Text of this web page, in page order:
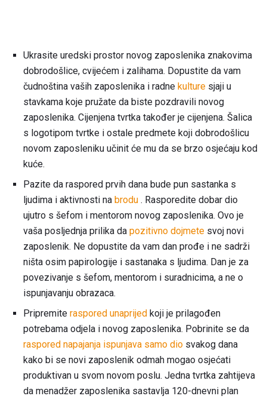
Ukrasite uredski prostor novog zaposlenika znakovima
dobrodošlice, cvijećem i zalihama. Dopustite da vam
čudnoština vaših zaposlenika i radne kulture sjaji u
stavkama koje pružate da biste pozdravili novog
zaposlenika. Cijenjena tvrtka također je cijenjena. Šalica
s logotipom tvrtke i ostale predmete koji dobrodošlicu
novom zaposleniku učinit će mu da se brzo osjećaju kod
kuće.
Pazite da raspored prvih dana bude pun sastanka s
ljudima i aktivnosti na brodu . Rasporedite dobar dio
ujutro s šefom i mentorom novog zaposlenika. Ovo je
vaša posljednja prilika da pozitivno dojmete svoj novi
zaposlenik. Ne dopustite da vam dan prođe i ne sadrži
ništa osim papirologije i sastanaka s ljudima. Dan je za
povezivanje s šefom, mentorom i suradnicima, a ne o
ispunjavanju obrazaca.
Pripremite raspored unaprijed koji je prilagođen
potrebama odjela i novog zaposlenika. Pobrinite se da
raspored napajanja ispunjava samo dio svakog dana
kako bi se novi zaposlenik odmah mogao osjećati
produktivan u svom novom poslu. Jedna tvrtka zahtijeva
da menadžer zaposlenika sastavlja 120-dnevni plan